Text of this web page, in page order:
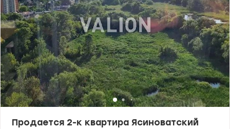
лет. Продажа по доверенности. Цена: 122 000 у.е. тел. 0674452627
Евгения. valion.ua/1150367
Продается 2-к квартира Ясиноватский